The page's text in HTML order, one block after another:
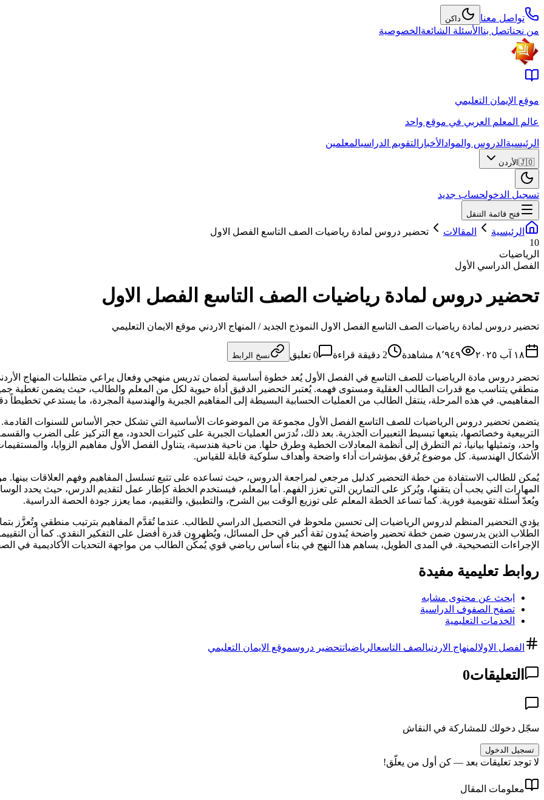
تواصل معنا داكن
من نحناتصل بنا الأسئلة الشائعة الخصوصية
موقع الإيمان التعليمي
عالم المعلم العربي في موقع واحد
الرئيسية الدروس والمواد الأخبار التقويم الدراسيالمعلمين
🇯🇴 الأردن
تسجيل الدخولحساب جديد
فتح قائمة التنقل
الرئيسية المقالات
تحضير دروس لمادة رياضيات الصف التاسع الفصل الاول
10
الرياضيات
الفصل الدراسي الأول
تحضير دروس لمادة رياضيات الصف التاسع الفصل الاول
تحضير دروس لمادة رياضيات الصف التاسع الفصل الاول النموذج الجديد / المنهاج الاردني موقع الايمان التعليمي
١٨ آب ٢٠٢٥ ٨٬٩٤٩ مشاهدة 2 دقيقة قراءة 0 تعليق نسخ الرابط
تحضر دروس مادة الرياضيات للصف التاسع في الفصل الأول يُعد خطوة أساسية لضمان تدريس منهجي وفعال يراعي متطلبات المنهاج
منطقي يتناسب مع قدرات الطالب العقلية ومستوى فهمه. يُعتبر التحضير الدقيق أداة حيوية لكل من المعلم والطالب، حيث يضمن تغطية
المفاهيمي. في هذه المرحلة، ينتقل الطالب من العمليات الحسابية البسيطة إلى المفاهيم الجبرية والهندسية المجردة، ما يستدعي تخطيطاً
يتضمن تحضير دروس الرياضيات للصف التاسع الفصل الأول مجموعة من الموضوعات الأساسية التي تشكل حجر الأساس للسنوات القادمة. تبدأ
التربيعية وخصائصها، يتبعها تبسيط التعبيرات الجذرية. بعد ذلك، تُدرَس العمليات الجبرية على كثيرات الحدود، مع التركيز على الضرب
واحد، وتمثيلها بيانياً، ثم التطرق إلى أنظمة المعادلات الخطية وطرق حلها. من ناحية هندسية، يتناول الفصل الأول مفاهيم الزوايا،
الأشكال الهندسية. كل موضوع يُرفق بمؤشرات أداء واضحة وأهداف سلوكية قابلة للقياس.
يُمكن للطالب الاستفادة من خطة التحضير كدليل مرجعي لمراجعة الدروس، حيث تساعده على تتبع تسلسل المفاهيم وفهم العلاقات بينها.
المهارات التي يجب أن يتقنها، ويُركز على التمارين التي تعزز الفهم. أما المعلم، فيستخدم الخطة كإطار عمل لتقديم الدرس، حيث يحدد
ويُعدّ أسئلة تقويمية فورية. كما تساعد الخطة المعلم على توزيع الوقت بين الشرح، والتطبيق، والتقييم، مما يعزز جودة الحصة الدراسية.
يؤدي التحضير المنظم لدروس الرياضيات إلى تحسين ملحوظ في التحصيل الدراسي للطالب. عندما تُقدَّم المفاهيم بترتيب منطقي وتُعزَّز
الطلاب الذين يدرسون ضمن خطة تحضير واضحة يُبدون ثقة أكبر في حل المسائل، ويُظهرون قدرة أفضل على التفكير النقدي. كما أن
الإجراءات التصحيحية. في المدى الطويل، يساهم هذا النهج في بناء أساس رياضي قوي يُمكّن الطالب من مواجهة التحديات الأكاديمية في
روابط تعليمية مفيدة
ابحث عن محتوى مشابه
تصفح الصفوف الدراسية
الخدمات التعليمية
الفصل الاولالمنهاج الاردنيالصف التاسعالرياضياتتحضير دروسموقع الايمان التعليمي
التعليقات0
سجّل دخولك للمشاركة في النقاش
تسجيل الدخول
لا توجد تعليقات بعد — كن أول من يعلّق!
معلومات المقال